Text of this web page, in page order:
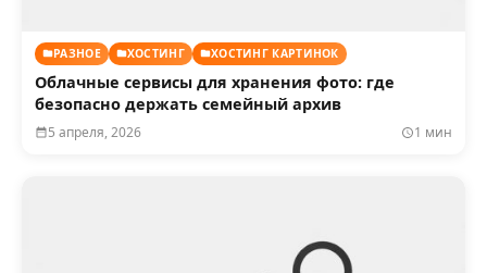
РАЗНОЕ ХОСТИНГ ХОСТИНГ КАРТИНОК
Облачные сервисы для хранения фото: где
безопасно держать семейный архив
5 апреля, 2026 1 мин